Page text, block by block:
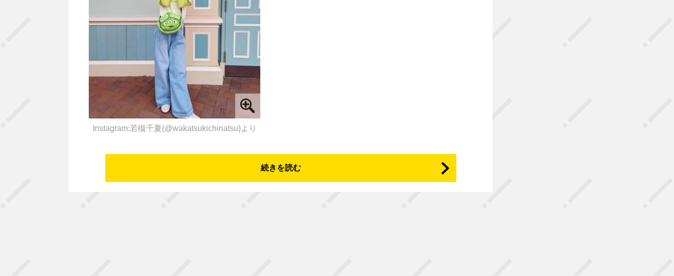
Instagram:若槻千夏(@wakatsukichinatsu)より
続きを読む